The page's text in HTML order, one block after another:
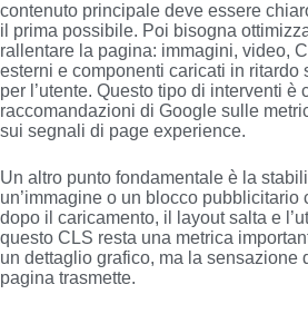
contenuto principale deve essere
il prima possibile. Poi bisogna
rallentare la pagina: immagini, video,
esterni e componenti caricati in ritardo
per l’utente. Questo tipo di interventi è
raccomandazioni di Google sulle
sui segnali di page experience.
Un altro punto fondamentale è la
un’immagine o un blocco pubblicitario
dopo il caricamento, il layout salta e
questo CLS resta una metrica
un dettaglio grafico, ma la sensazione
pagina trasmette.